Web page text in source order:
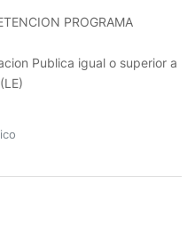
PROGRAMA
Publica igual o superior a